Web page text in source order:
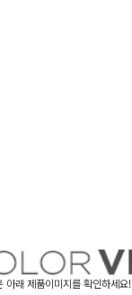
아래 제품이미지를 확인하세